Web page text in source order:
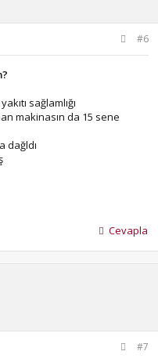
#6
sağlamlığı
makinasın da 15 sene
dağldı
Cevapla
#7